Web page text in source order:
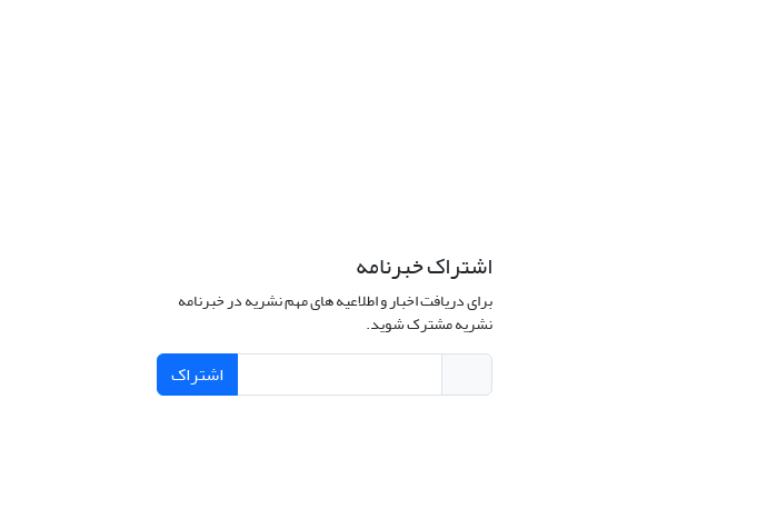
اشتراک خبرنامه
برای دریافت اخبار و اطلاعیه های مهم نشریه در خبرنامه
نشریه مشترک شوید.
اشتراک